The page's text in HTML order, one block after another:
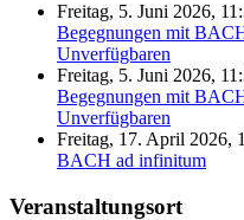
Freitag, 5. Juni 2026,
Begegnungen mit
Unverfügbaren
Freitag, 5. Juni 2026,
Begegnungen mit
Unverfügbaren
Freitag, 17. April 2026,
BACH ad infinitum
Veranstaltungsort